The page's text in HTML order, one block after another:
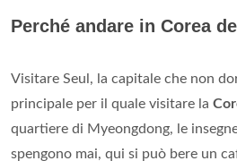
Perché andare in Corea
Visitare Seul, la capitale che non
principale per il quale visitare la
quartiere di Myeongdong, le
spengono mai, qui si può bere un